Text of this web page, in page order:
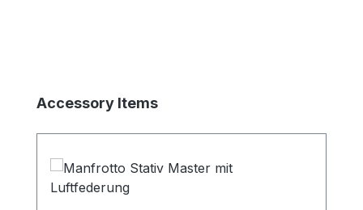
Produktgalerie überspringen
Accessory Items